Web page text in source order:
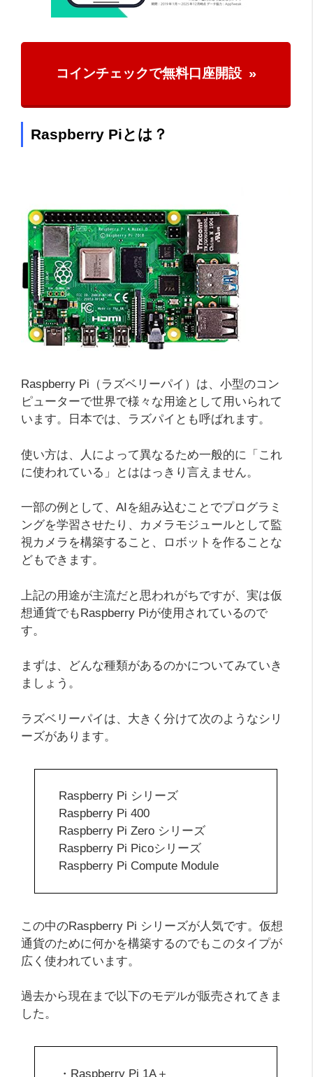
コインチェックで無料口座開設
Raspberry Piとは？
Raspberry Pi（ラズベリーパイ）は、小型のコン
ピューターで世界で様々な用途として用いられて
います。日本では、ラズパイとも呼ばれます。
使い方は、人によって異なるため一般的に「これ
に使われている」とははっきり言えません。
一部の例として、AIを組み込むことでプログラミ
ングを学習させたり、カメラモジュールとして監
視カメラを構築すること、ロボットを作ることな
どもできます。
上記の用途が主流だと思われがちですが、実は仮
想通貨でもRaspberry Piが使用されているので
す。
まずは、どんな種類があるのかについてみていき
ましょう。
ラズベリーパイは、大きく分けて次のようなシリ
ーズがあります。
Raspberry Pi シリーズ
Raspberry Pi 400
Raspberry Pi Zero シリーズ
Raspberry Pi Picoシリーズ
Raspberry Pi Compute Module
この中のRaspberry Pi シリーズが人気です。仮想
通貨のために何かを構築するのでもこのタイプが
広く使われています。
過去から現在まで以下のモデルが販売されてきま
した。
・Raspberry Pi 1A＋